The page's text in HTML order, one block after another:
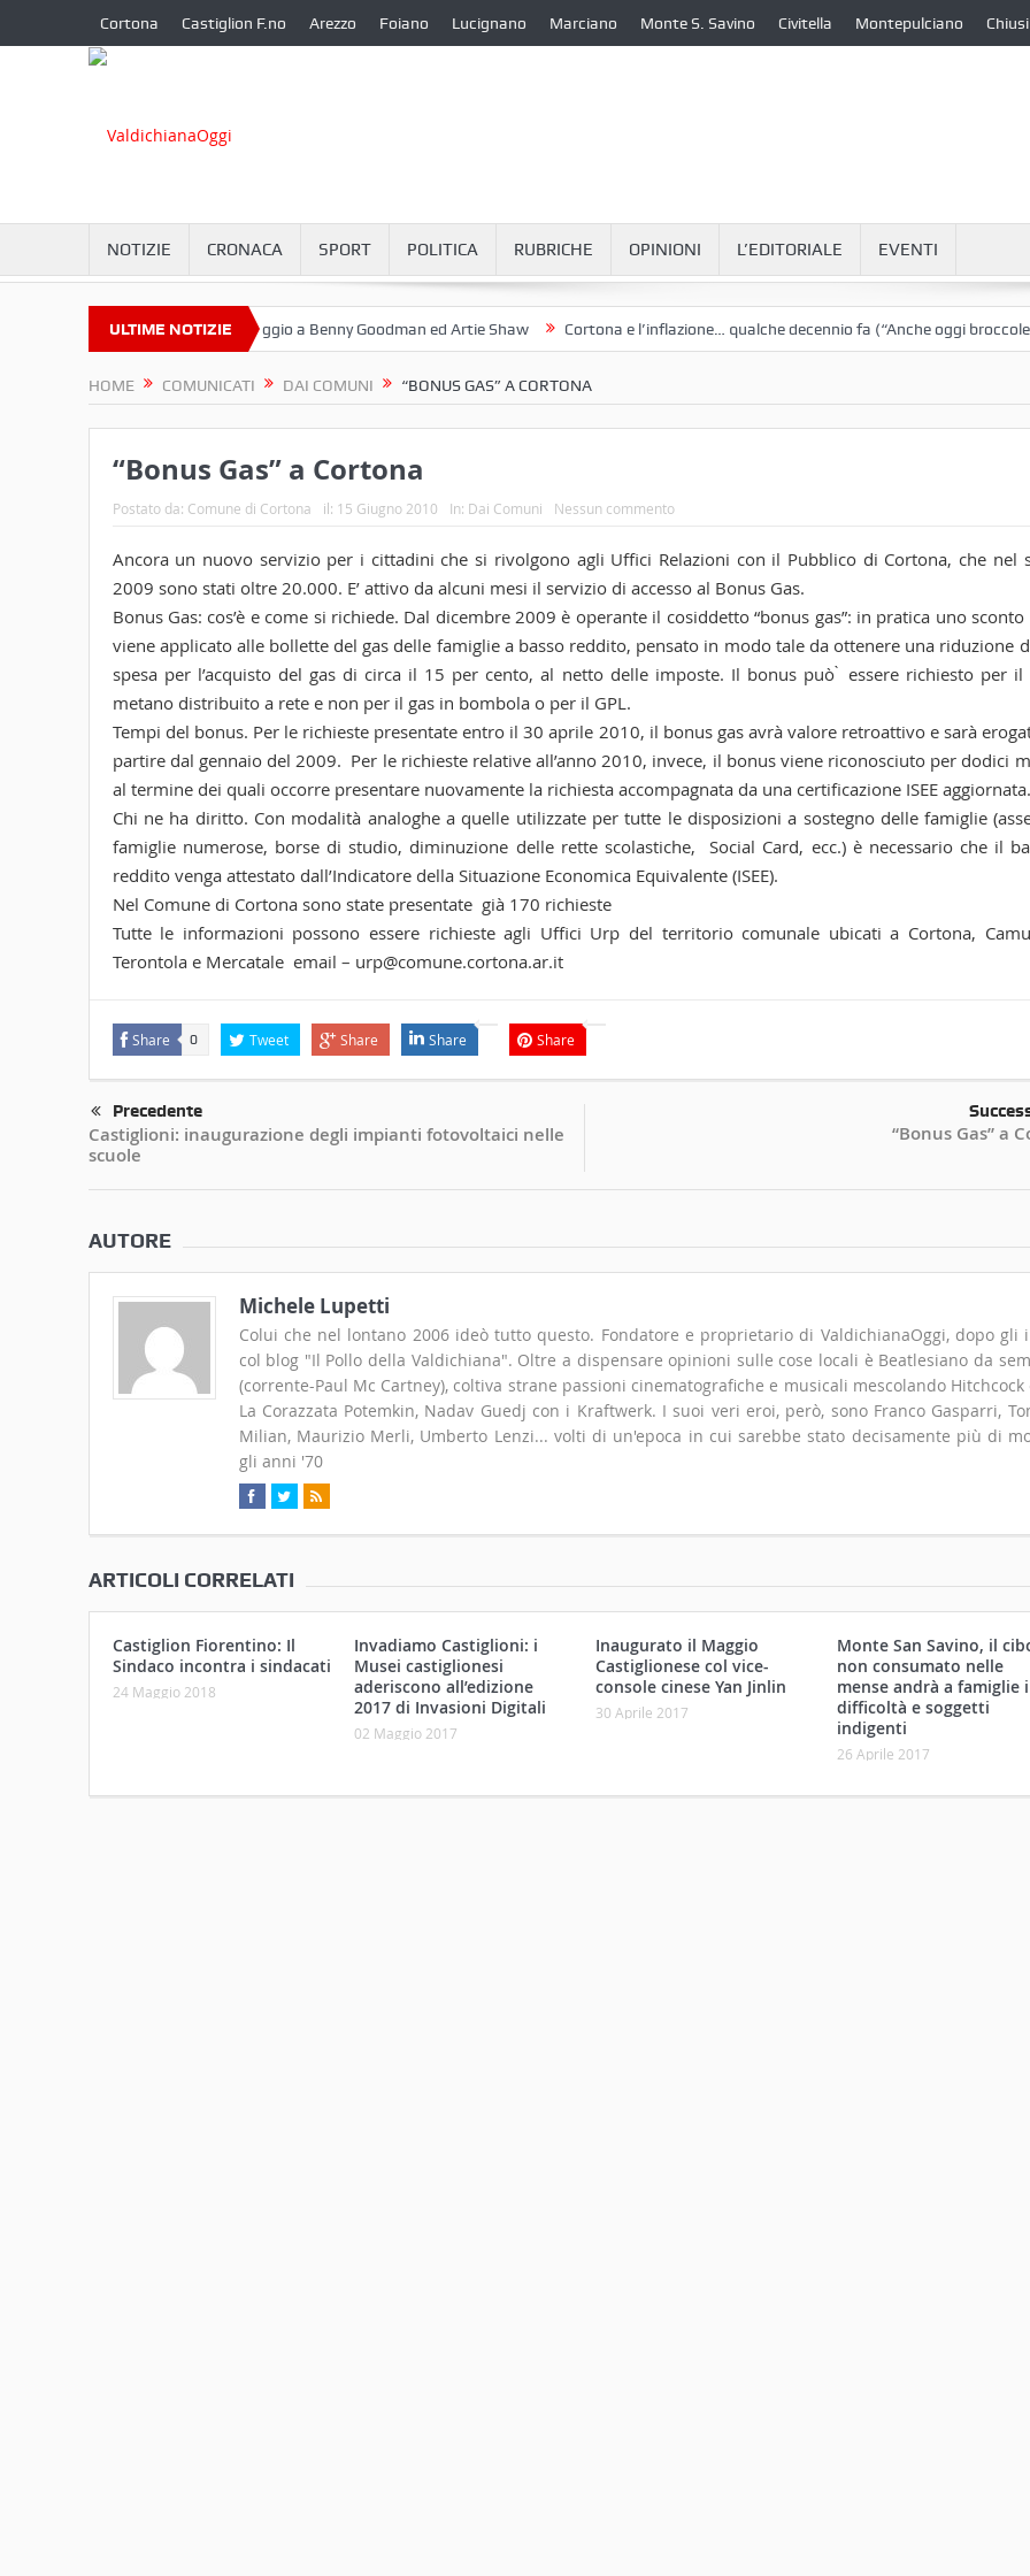
Cortona Castiglion F.no Arezzo Foiano Lucignano Marciano Monte S. Savino Civitella Montepulciano Chiusi
NOTIZIE CRONACA SPORT POLITICA RUBRICHE OPINIONI L’EDITORIALE EVENTI
ULTIME NOTIZIE
a Camucia? Omaggio a Benny Goodman ed Artie Shaw Cortona e l’inflazione… qualche decennio fa (“Anche oggi broccoletti e
HOME COMUNICATI DAI COMUNI “BONUS GAS” A CORTONA
“Bonus Gas” a Cortona
Postato da: Comune di Cortona il: 15 Giugno 2010 In: Dai Comuni Nessun commento
Ancora un nuovo servizio per i cittadini che si rivolgono agli Uffici Relazioni con il Pubblico di Cortona, che nel
2009 sono stati oltre 20.000. E’ attivo da alcuni mesi il servizio di accesso al Bonus Gas.
Bonus Gas: cos’è e come si richiede. Dal dicembre 2009 è operante il cosiddetto “bonus gas”: in pratica uno sconto
viene applicato alle bollette del gas delle famiglie a basso reddito, pensato in modo tale da ottenere una riduzione
spesa per l’acquisto del gas di circa il 15 per cento, al netto delle imposte. Il bonus può ̀ essere richiesto per il
metano distribuito a rete e non per il gas in bombola o per il GPL.
Tempi del bonus. Per le richieste presentate entro il 30 aprile 2010, il bonus gas avrà valore retroattivo e sarà
partire dal gennaio del 2009. Per le richieste relative all’anno 2010, invece, il bonus viene riconosciuto per dodici
al termine dei quali occorre presentare nuovamente la richiesta accompagnata da una certificazione ISEE aggiornata.
Chi ne ha diritto. Con modalità analoghe a quelle utilizzate per tutte le disposizioni a sostegno delle famiglie
famiglie numerose, borse di studio, diminuzione delle rette scolastiche, Social Card, ecc.) è necessario che il
reddito venga attestato dall’Indicatore della Situazione Economica Equivalente (ISEE).
Nel Comune di Cortona sono state presentate già 170 richieste
Tutte le informazioni possono essere richieste agli Uffici Urp del territorio comunale ubicati a Cortona,
Terontola e Mercatale email – urp@comune.cortona.ar.it
Share 0 Tweet Share Share Share
Precedente
Castiglioni: inaugurazione degli impianti fotovoltaici nelle
scuole
“Bonus Gas” a
AUTORE
Michele Lupetti
Colui che nel lontano 2006 ideò tutto questo. Fondatore e proprietario di ValdichianaOggi, dopo gli
col blog "Il Pollo della Valdichiana". Oltre a dispensare opinioni sulle cose locali è Beatlesiano da
(corrente-Paul Mc Cartney), coltiva strane passioni cinematografiche e musicali mescolando Hitchcock
La Corazzata Potemkin, Nadav Guedj con i Kraftwerk. I suoi veri eroi, però, sono Franco Gasparri,
Milian, Maurizio Merli, Umberto Lenzi... volti di un'epoca in cui sarebbe stato decisamente più di
gli anni '70
ARTICOLI CORRELATI
Castiglion Fiorentino: Il
Sindaco incontra i sindacati
24 Maggio 2018
Invadiamo Castiglioni: i
Musei castiglionesi
aderiscono all’edizione
2017 di Invasioni Digitali
02 Maggio 2017
Inaugurato il Maggio
Castiglionese col vice-
console cinese Yan Jinlin
30 Aprile 2017
Monte San Savino, il
non consumato nelle
mense andrà a famiglie
difficoltà e soggetti
indigenti
26 Aprile 2017